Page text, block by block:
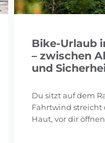
Bike-Urlaub
– zwischen
und
Du sitzt auf dem
Fahrtwind streicht
Haut, vor dir öffnen